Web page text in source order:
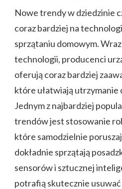
Nowe trendy w dziedzinie
coraz bardziej na
sprzątaniu domowym.
technologii, producenci
oferują coraz bardziej
które ułatwiają utrzymanie
Jednym z najbardziej
trendów jest stosowanie
które samodzielnie
dokładnie sprzątają
sensorów i sztucznej
potrafią skutecznie usuwać